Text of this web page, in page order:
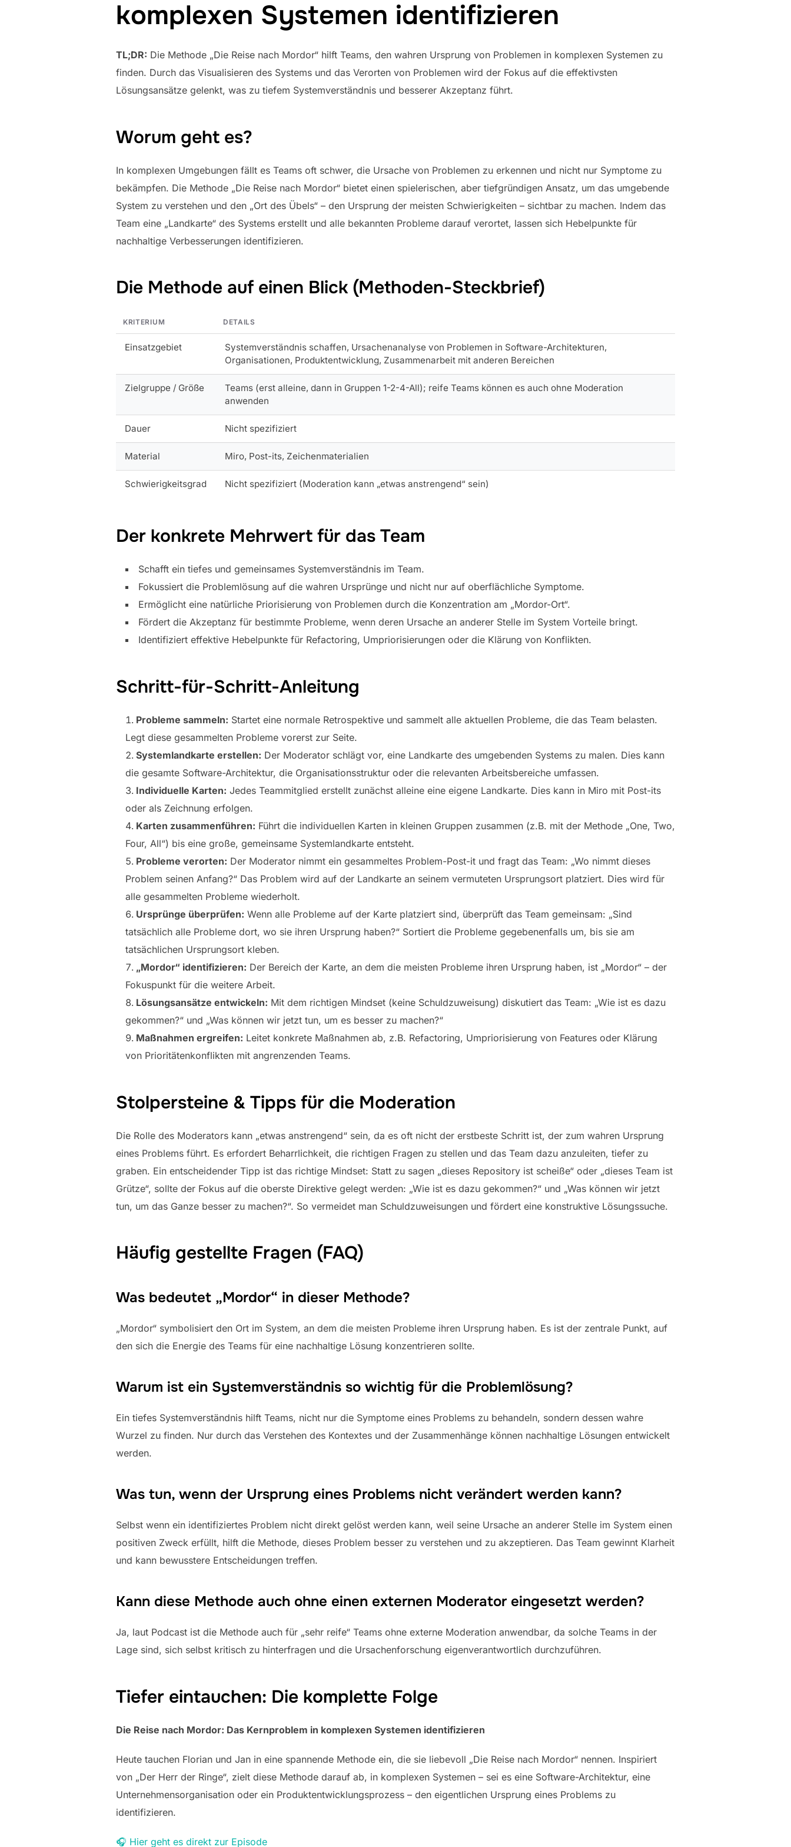
komplexen Systemen identifizieren
TL;DR: Die Methode „Die Reise nach Mordor“ hilft Teams, den wahren Ursprung von Problemen in komplexen Systemen zu
finden. Durch das Visualisieren des Systems und das Verorten von Problemen wird der Fokus auf die effektivsten
Lösungsansätze gelenkt, was zu tiefem Systemverständnis und besserer Akzeptanz führt.
Worum geht es?
In komplexen Umgebungen fällt es Teams oft schwer, die Ursache von Problemen zu erkennen und nicht nur Symptome zu
bekämpfen. Die Methode „Die Reise nach Mordor“ bietet einen spielerischen, aber tiefgründigen Ansatz, um das umgebende
System zu verstehen und den „Ort des Übels“ – den Ursprung der meisten Schwierigkeiten – sichtbar zu machen. Indem das
Team eine „Landkarte“ des Systems erstellt und alle bekannten Probleme darauf verortet, lassen sich Hebelpunkte für
nachhaltige Verbesserungen identifizieren.
Die Methode auf einen Blick (Methoden-Steckbrief)
KRITERIUM DETAILS
Einsatzgebiet
Systemverständnis schaffen, Ursachenanalyse von Problemen in Software-Architekturen,
Organisationen, Produktentwicklung, Zusammenarbeit mit anderen Bereichen
Zielgruppe / Größe
Teams (erst alleine, dann in Gruppen 1-2-4-All); reife Teams können es auch ohne Moderation
anwenden
Dauer Nicht spezifiziert
Material Miro, Post-its, Zeichenmaterialien
Schwierigkeitsgrad Nicht spezifiziert (Moderation kann „etwas anstrengend“ sein)
Der konkrete Mehrwert für das Team
Schafft ein tiefes und gemeinsames Systemverständnis im Team.
Fokussiert die Problemlösung auf die wahren Ursprünge und nicht nur auf oberflächliche Symptome.
Ermöglicht eine natürliche Priorisierung von Problemen durch die Konzentration am „Mordor-Ort“.
Fördert die Akzeptanz für bestimmte Probleme, wenn deren Ursache an anderer Stelle im System Vorteile bringt.
Identifiziert effektive Hebelpunkte für Refactoring, Umpriorisierungen oder die Klärung von Konflikten.
Schritt-für-Schritt-Anleitung
Probleme sammeln: Startet eine normale Retrospektive und sammelt alle aktuellen Probleme, die das Team belasten.
Legt diese gesammelten Probleme vorerst zur Seite.
Systemlandkarte erstellen: Der Moderator schlägt vor, eine Landkarte des umgebenden Systems zu malen. Dies kann
die gesamte Software-Architektur, die Organisationsstruktur oder die relevanten Arbeitsbereiche umfassen.
Individuelle Karten: Jedes Teammitglied erstellt zunächst alleine eine eigene Landkarte. Dies kann in Miro mit Post-its
oder als Zeichnung erfolgen.
Karten zusammenführen: Führt die individuellen Karten in kleinen Gruppen zusammen (z.B. mit der Methode „One, Two,
Four, All“) bis eine große, gemeinsame Systemlandkarte entsteht.
Probleme verorten: Der Moderator nimmt ein gesammeltes Problem-Post-it und fragt das Team: „Wo nimmt dieses
Problem seinen Anfang?“ Das Problem wird auf der Landkarte an seinem vermuteten Ursprungsort platziert. Dies wird für
alle gesammelten Probleme wiederholt.
Ursprünge überprüfen: Wenn alle Probleme auf der Karte platziert sind, überprüft das Team gemeinsam: „Sind
tatsächlich alle Probleme dort, wo sie ihren Ursprung haben?“ Sortiert die Probleme gegebenenfalls um, bis sie am
tatsächlichen Ursprungsort kleben.
„Mordor“ identifizieren: Der Bereich der Karte, an dem die meisten Probleme ihren Ursprung haben, ist „Mordor“ – der
Fokuspunkt für die weitere Arbeit.
Lösungsansätze entwickeln: Mit dem richtigen Mindset (keine Schuldzuweisung) diskutiert das Team: „Wie ist es dazu
gekommen?“ und „Was können wir jetzt tun, um es besser zu machen?“
Maßnahmen ergreifen: Leitet konkrete Maßnahmen ab, z.B. Refactoring, Umpriorisierung von Features oder Klärung
von Prioritätenkonflikten mit angrenzenden Teams.
Stolpersteine & Tipps für die Moderation
Die Rolle des Moderators kann „etwas anstrengend“ sein, da es oft nicht der erstbeste Schritt ist, der zum wahren Ursprung
eines Problems führt. Es erfordert Beharrlichkeit, die richtigen Fragen zu stellen und das Team dazu anzuleiten, tiefer zu
graben. Ein entscheidender Tipp ist das richtige Mindset: Statt zu sagen „dieses Repository ist scheiße“ oder „dieses Team ist
Grütze“, sollte der Fokus auf die oberste Direktive gelegt werden: „Wie ist es dazu gekommen?“ und „Was können wir jetzt
tun, um das Ganze besser zu machen?“. So vermeidet man Schuldzuweisungen und fördert eine konstruktive Lösungssuche.
Häufig gestellte Fragen (FAQ)
Was bedeutet „Mordor“ in dieser Methode?
„Mordor“ symbolisiert den Ort im System, an dem die meisten Probleme ihren Ursprung haben. Es ist der zentrale Punkt, auf
den sich die Energie des Teams für eine nachhaltige Lösung konzentrieren sollte.
Warum ist ein Systemverständnis so wichtig für die Problemlösung?
Ein tiefes Systemverständnis hilft Teams, nicht nur die Symptome eines Problems zu behandeln, sondern dessen wahre
Wurzel zu finden. Nur durch das Verstehen des Kontextes und der Zusammenhänge können nachhaltige Lösungen entwickelt
werden.
Was tun, wenn der Ursprung eines Problems nicht verändert werden kann?
Selbst wenn ein identifiziertes Problem nicht direkt gelöst werden kann, weil seine Ursache an anderer Stelle im System einen
positiven Zweck erfüllt, hilft die Methode, dieses Problem besser zu verstehen und zu akzeptieren. Das Team gewinnt Klarheit
und kann bewusstere Entscheidungen treffen.
Kann diese Methode auch ohne einen externen Moderator eingesetzt werden?
Ja, laut Podcast ist die Methode auch für „sehr reife“ Teams ohne externe Moderation anwendbar, da solche Teams in der
Lage sind, sich selbst kritisch zu hinterfragen und die Ursachenforschung eigenverantwortlich durchzuführen.
Tiefer eintauchen: Die komplette Folge
Die Reise nach Mordor: Das Kernproblem in komplexen Systemen identifizieren
Heute tauchen Florian und Jan in eine spannende Methode ein, die sie liebevoll „Die Reise nach Mordor“ nennen. Inspiriert
von „Der Herr der Ringe“, zielt diese Methode darauf ab, in komplexen Systemen – sei es eine Software-Architektur, eine
Unternehmensorganisation oder ein Produktentwicklungsprozess – den eigentlichen Ursprung eines Problems zu
identifizieren.
🎧 Hier geht es direkt zur Episode